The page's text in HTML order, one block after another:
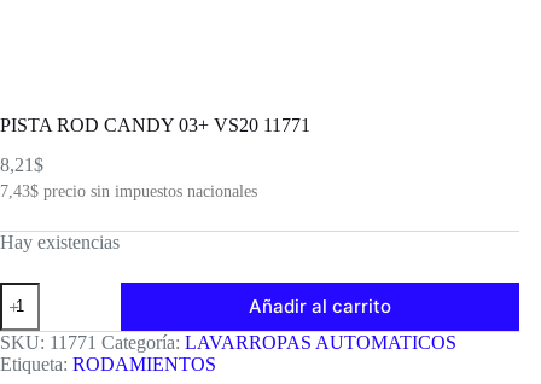
PISTA ROD CANDY 03+ VS20 11771
8,21$
7,43$ precio sin impuestos nacionales
Hay existencias
PISTA
ROD
CANDY
03+
VS20
Añadir al carrito
SKU: 11771 Categoría: LAVARROPAS AUTOMATICOS
Etiqueta: RODAMIENTOS